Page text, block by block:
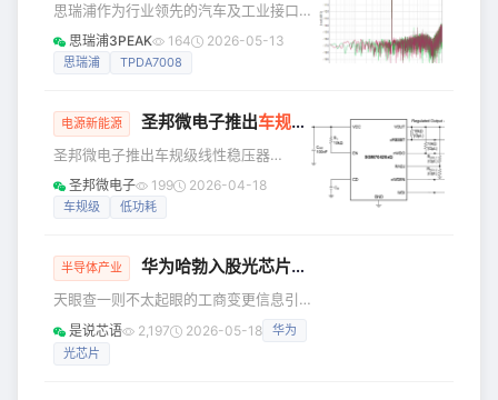
伙伴——国内领先的第三方验证分析服
务机构苏试宜特共同举行了庆贺仪式暨
战略合作研讨会。 苏试宜特可靠度工程
思瑞浦作为行业领先的汽车及工业接口
供应商，在音频传输芯片ASN的成熟应
用方案基础上，全新推出8通道PDM至
设计中，既完善了ASN芯片在教育、会
议等场景的应用能力，也可独立适用于
专业录音设备、平板、耳机等消费类电
子产品。TPDA7008具备低功耗、高信
噪比及灵活的接口配置能力。同时
思瑞浦3PEAK 164 2026-05-13
思瑞浦 TPDA7008
电源新能源 圣邦微电子推出车规级 线性稳压器
圣邦微电子推出车规级线性稳压器
SGM70420xQ/SGM70430xQ系列，带
看门狗和电压监控复位功能。该系列器
理系统供电，充当待机电源，其中
SGM70420xQ输出电流能力为
200mA，SGM70430xQ输出电流能力
高达300mA。 亮点一 专为OTA远程在
线升级优化 在汽车OTA远程升级场景
圣邦微电子 199 2026-04-18
车规级 低功耗
半导体产业 华为哈勃入股光芯片公司
天眼查一则不太起眼的工商变更信息引
起笔者的关注。 弥尔光半导体（北京）
有限公司成立仅5年，近期完成了关键工
是说芯语 2,197 2026-05-18
华为
光芯片